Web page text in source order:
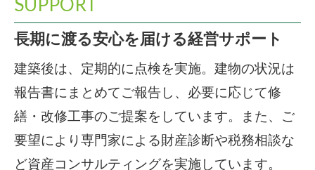
SUPPORT
長期に渡る安心を届ける経営サポート
建築後は、定期的に点検を実施。建物の状況は
報告書にまとめてご報告し、必要に応じて修
繕・改修工事のご提案をしています。また、ご
要望により専門家による財産診断や税務相談な
ど資産コンサルティングを実施しています。